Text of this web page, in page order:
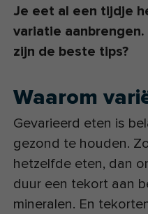
Je eet al een tijdje
variatie
zijn de beste tips?
Waarom
Gevarieerd eten is
gezond te houden.
hetzelfde eten, dan
duur een tekort aan
mineralen. En